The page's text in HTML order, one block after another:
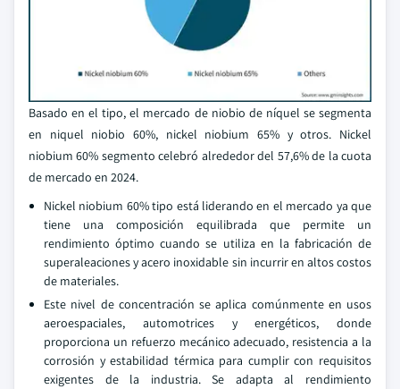
Basado en el tipo, el mercado de niobio de níquel se segmenta
en niquel niobio 60%, nickel niobium 65% y otros. Nickel
niobium 60% segmento celebró alrededor del 57,6% de la cuota
de mercado en 2024.
Nickel niobium 60% tipo está liderando en el mercado ya que
tiene una composición equilibrada que permite un
rendimiento óptimo cuando se utiliza en la fabricación de
superaleaciones y acero inoxidable sin incurrir en altos costos
de materiales.
Este nivel de concentración se aplica comúnmente en usos
aeroespaciales, automotrices y energéticos, donde
proporciona un refuerzo mecánico adecuado, resistencia a la
corrosión y estabilidad térmica para cumplir con requisitos
exigentes de la industria. Se adapta al rendimiento